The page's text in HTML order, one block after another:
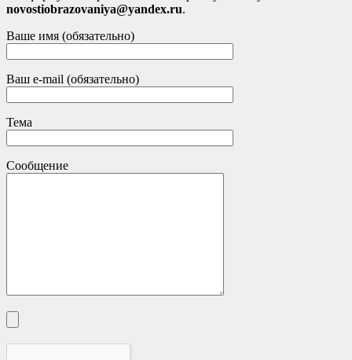
novostiobrazovaniya@yandex.ru.
Ваше имя (обязательно)
Ваш e-mail (обязательно)
Тема
Сообщение